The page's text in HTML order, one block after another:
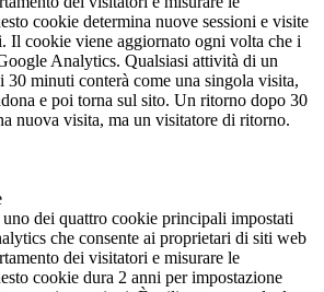
cookie determina nuove sessioni e visite
Il cookie viene aggiornato ogni volta che i
Analytics. Qualsiasi attività di un
30 minuti conterà come una singola visita,
e poi torna sul sito. Un ritorno dopo 30
nuova visita, ma un visitatore di ritorno.
uno dei quattro cookie principali impostati
che consente ai proprietari di siti web
dei visitatori e misurare le
cookie dura 2 anni per impostazione